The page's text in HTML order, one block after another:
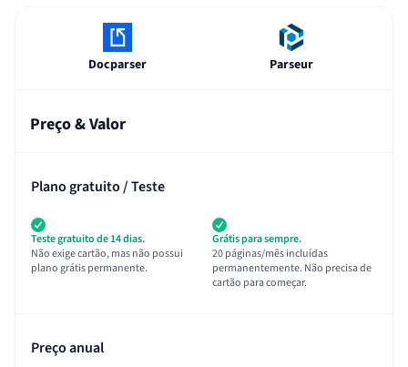
Docparser Parseur
Preço & Valor
Plano gratuito / Teste
Teste gratuito de 14 dias.
Não exige cartão, mas não possui
plano grátis permanente.
Grátis para sempre.
20 páginas/mês incluídas
permanentemente. Não precisa de
cartão para começar.
Preço anual